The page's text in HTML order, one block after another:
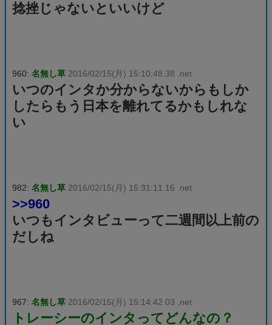
捻挫じゃないといいけど
960: 名無し草 2016/02/15(月) 15:10:48.38 .net
いつのインタか分からないからもしか
したらもう日本を離れてるかもしれな
い
982: 名無し草 2016/02/15(月) 15:31:11.16 .net
>>960
いつもインタビューって二週間以上前の
だしね
967: 名無し草 2016/02/15(月) 15:14:42.03 .net
トレーシーのインタってどんなの？